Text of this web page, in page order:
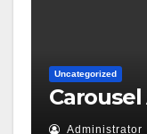
Uncategorized
Administrator